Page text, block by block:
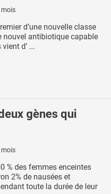
mois
d’une nouvelle classe
nouvel antibiotique capable
d’ ...
gènes qui
mois
% des femmes enceintes
2% de nausées et
toute la durée de leur